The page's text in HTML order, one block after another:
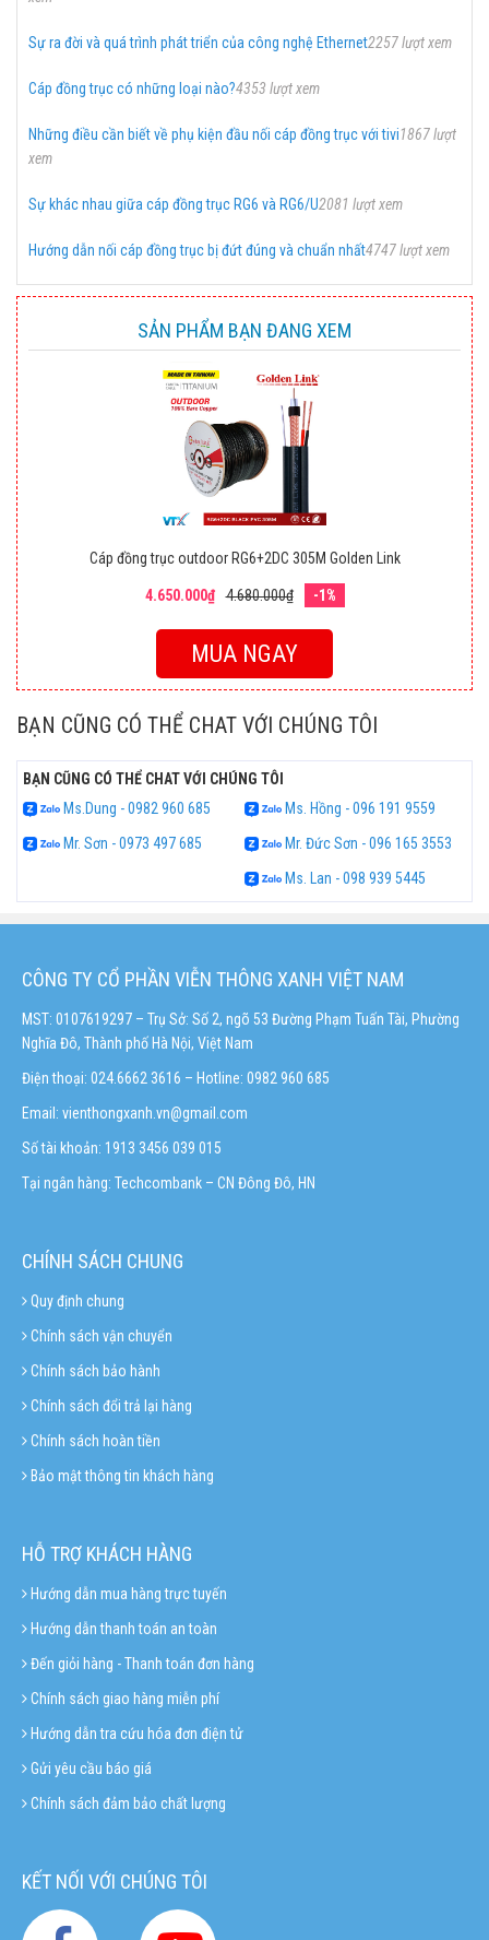
Sự ra đời và quá trình phát triển của công nghệ Ethernet2257 lượt xem
Cáp đồng trục có những loại nào?4353 lượt xem
Những điều cần biết về phụ kiện đầu nối cáp đồng trục với tivi1867 lượt
xem
Sự khác nhau giữa cáp đồng trục RG6 và RG6/U2081 lượt xem
Hướng dẫn nối cáp đồng trục bị đứt đúng và chuẩn nhất4747 lượt xem
SẢN PHẨM BẠN ĐANG XEM
Cáp đồng trục outdoor RG6+2DC 305M Golden Link
4.650.000₫ 4.680.000₫ -1%
MUA NGAY
BẠN CŨNG CÓ THỂ CHAT VỚI CHÚNG TÔI
BẠN CŨNG CÓ THỂ CHAT VỚI CHÚNG TÔI
Ms.Dung - 0982 960 685
Ms. Hồng - 096 191 9559
Mr. Sơn - 0973 497 685
Mr. Đức Sơn - 096 165 3553
Ms. Lan - 098 939 5445
CÔNG TY CỔ PHẦN VIỄN THÔNG XANH VIỆT NAM
MST: 0107619297 – Trụ Sở: Số 2, ngõ 53 Đường Phạm Tuấn Tài, Phường
Nghĩa Đô, Thành phố Hà Nội, Việt Nam
Điện thoại: 024.6662 3616 – Hotline: 0982 960 685
Email: vienthongxanh.vn@gmail.com
Số tài khoản: 1913 3456 039 015
Tại ngân hàng: Techcombank – CN Đông Đô, HN
CHÍNH SÁCH CHUNG
Quy định chung
Chính sách vận chuyển
Chính sách bảo hành
Chính sách đổi trả lại hàng
Chính sách hoàn tiền
Bảo mật thông tin khách hàng
HỖ TRỢ KHÁCH HÀNG
Hướng dẫn mua hàng trực tuyến
Hướng dẫn thanh toán an toàn
Đến giỏi hàng - Thanh toán đơn hàng
Chính sách giao hàng miễn phí
Hướng dẫn tra cứu hóa đơn điện tử
Gửi yêu cầu báo giá
Chính sách đảm bảo chất lượng
KẾT NỐI VỚI CHÚNG TÔI